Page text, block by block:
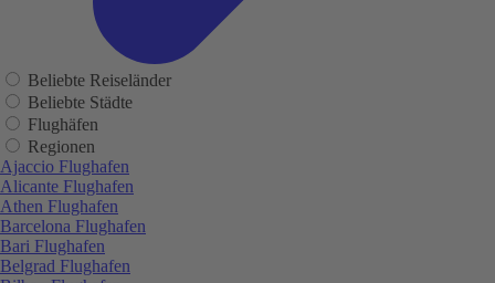
Beliebte Reiseländer
Beliebte Städte
Flughäfen
Regionen
Ajaccio Flughafen
Alicante Flughafen
Athen Flughafen
Barcelona Flughafen
Bari Flughafen
Belgrad Flughafen